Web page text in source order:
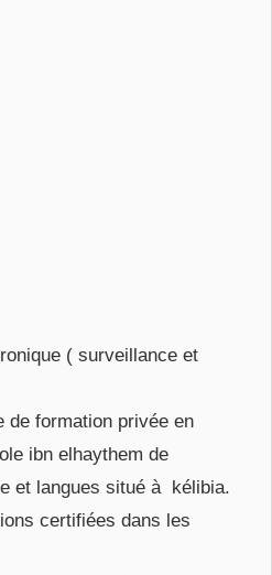
( surveillance et
de formation privée en
ibn elhaythem de
et langues situé à kélibia.
certifiées dans les